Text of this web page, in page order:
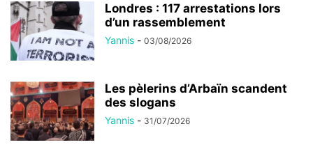
Londres : 117 arrestations lors
d’un rassemblement
Yannis - 03/08/2026
Les pèlerins d’Arbaïn scandent
des slogans
Yannis - 31/07/2026